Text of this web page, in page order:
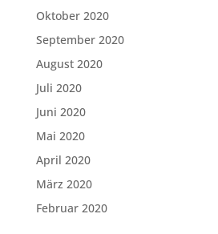
Oktober 2020
September 2020
August 2020
Juli 2020
Juni 2020
Mai 2020
April 2020
März 2020
Februar 2020